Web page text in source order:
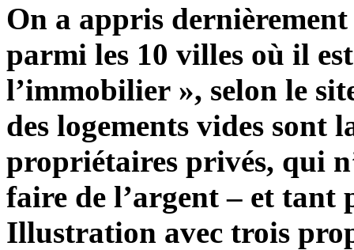
On a appris dernièrement
parmi les 10 villes où il
l’immobilier », selon le
des logements vides sont
propriétaires privés, qui
faire de l’argent – et tant
Illustration avec trois